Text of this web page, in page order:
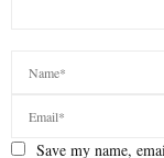
Save my name,